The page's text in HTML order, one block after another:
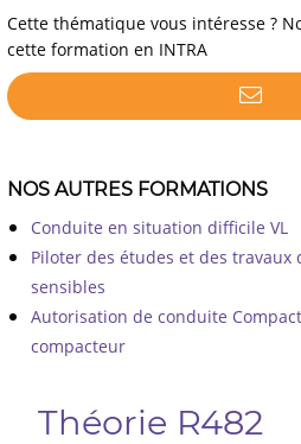
Cette thématique vous intéresse ?
cette formation en INTRA
NOS AUTRES FORMATIONS
Conduite en situation difficile VL
Piloter des études et des travaux
sensibles
Autorisation de conduite
compacteur
Théorie R482